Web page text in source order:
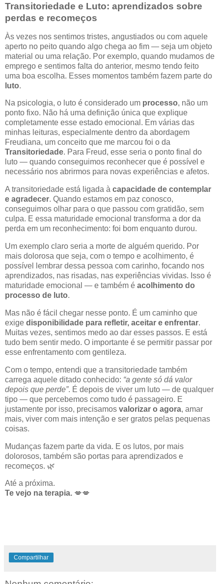
Transitoriedade e Luto: aprendizados sobre
perdas e recomeços
Às vezes nos sentimos tristes, angustiados ou com aquele
aperto no peito quando algo chega ao fim — seja um objeto
material ou uma relação. Por exemplo, quando mudamos de
emprego e sentimos falta do anterior, mesmo tendo feito
uma boa escolha. Esses momentos também fazem parte do
luto.
Na psicologia, o luto é considerado um processo, não um
ponto fixo. Não há uma definição única que explique
completamente esse estado emocional. Em várias das
minhas leituras, especialmente dentro da abordagem
Freudiana, um conceito que me marcou foi o da
Transitoriedade. Para Freud, esse seria o ponto final do
luto — quando conseguimos reconhecer que é possível e
necessário nos abrirmos para novas experiências e afetos.
A transitoriedade está ligada à capacidade de contemplar
e agradecer. Quando estamos em paz conosco,
conseguimos olhar para o que passou com gratidão, sem
culpa. E essa maturidade emocional transforma a dor da
perda em um reconhecimento: foi bom enquanto durou.
Um exemplo claro seria a morte de alguém querido. Por
mais dolorosa que seja, com o tempo e acolhimento, é
possível lembrar dessa pessoa com carinho, focando nos
aprendizados, nas risadas, nas experiências vividas. Isso é
maturidade emocional — e também é acolhimento do
processo de luto.
Mas não é fácil chegar nesse ponto. É um caminho que
exige disponibilidade para refletir, aceitar e enfrentar.
Muitas vezes, sentimos medo ao dar esses passos. E está
tudo bem sentir medo. O importante é se permitir passar por
esse enfrentamento com gentileza.
Com o tempo, entendi que a transitoriedade também
carrega aquele ditado conhecido: “a gente só dá valor
depois que perde”. É depois de viver um luto — de qualquer
tipo — que percebemos como tudo é passageiro. E
justamente por isso, precisamos valorizar o agora, amar
mais, viver com mais intenção e ser gratos pelas pequenas
coisas.
Mudanças fazem parte da vida. E os lutos, por mais
dolorosos, também são portas para aprendizados e
recomeços. 🌿
Até a próxima.
Te vejo na terapia. 💋💋
Compartilhar